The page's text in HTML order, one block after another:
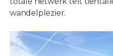
wandelplezier.